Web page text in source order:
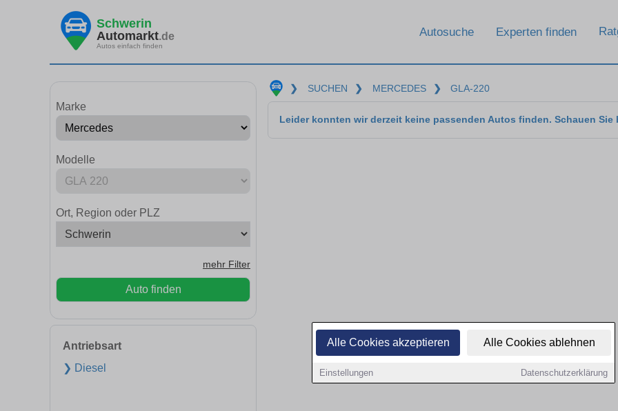
Alle Cookies akzeptieren Alle Cookies ablehnen
Einstellungen Datenschutzerklärung
Schwerin
Automarkt.de
Autos einfach finden
Autosuche Experten finden
Marke
Modelle
Ort, Region oder PLZ
mehr Filter
Auto finden
Antriebsart
❯ Diesel
❯ SUCHEN ❯ MERCEDES ❯ GLA-220
Leider konnten wir derzeit keine passenden Autos finden. Schauen Sie